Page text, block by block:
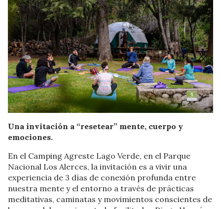
Una invitación a “resetear” mente, cuerpo y
emociones.
En el Camping Agreste Lago Verde, en el Parque
Nacional Los Alerces, la invitación es a vivir una
experiencia de 3 días de conexión profunda entre
nuestra mente y el entorno a través de prácticas
meditativas, caminatas y movimientos conscientes de